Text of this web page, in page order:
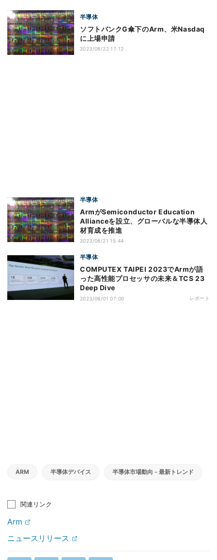
半導体
ソフトバンクG傘下のArm、米Nasdaq
に上場申請
2023/08/22 17:12
半導体
ArmがSemiconductor Education
Allianceを設立、グローバルな半導体人
材育成を推進
2023/08/21 15:44
半導体
COMPUTEX TAIPEI 2023でArmが語
った高性能プロセッサの未来＆TCS 23
Deep Dive
2023/06/01 07:00 レポート
ARM 半導体デバイス 半導体市場動向 - 最新トレンド
関連リンク
Arm
ニュースリリース